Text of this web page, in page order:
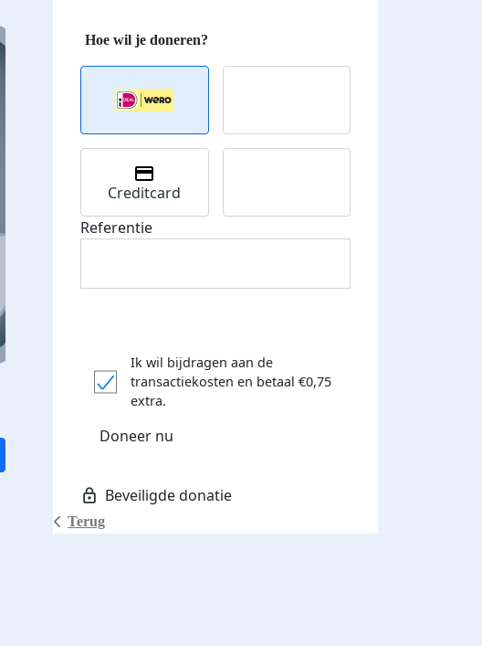
Donateurs bedankt
Terug
Creditcard
Referentie
Ik wil bijdragen aan de
transactiekosten en betaal €0,75
extra.
Doneer nu